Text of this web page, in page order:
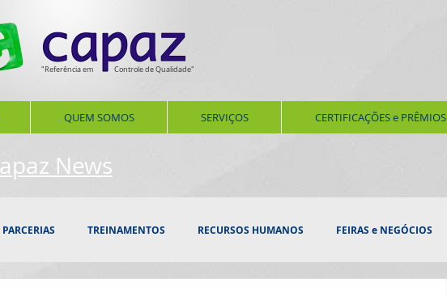
"Referência em Controle de Qualidade"
QUEM SOMOS SERVIÇOS CERTIFICAÇÕES e PRÊMIOS
News
TREINAMENTOS RECURSOS HUMANOS FEIRAS e NEGÓCIOS